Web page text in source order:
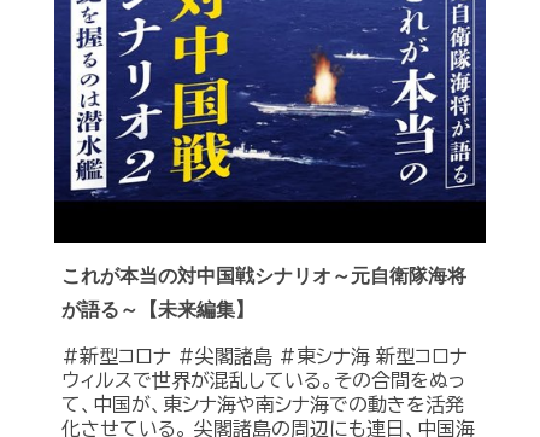
これが本当の対中国戦シナリオ～元自衛隊海将
が語る～【未来編集】
#新型コロナ #尖閣諸島 #東シナ海 新型コロナ
ウィルスで世界が混乱している。その合間をぬっ
て、中国が、東シナ海や南シナ海での動きを活発
化させている。 尖閣諸島の周辺にも連日、中国海